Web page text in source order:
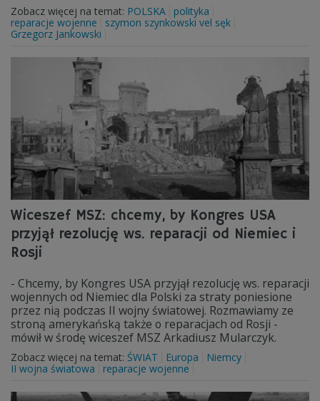
Zobacz więcej na temat: POLSKA
polityka
reparacje wojenne
szymon szynkowski vel sęk
Grzegorz Jankowski
Wiceszef MSZ: chcemy, by Kongres USA
przyjął rezolucję ws. reparacji od Niemiec i
Rosji
- Chcemy, by Kongres USA przyjął rezolucję ws. reparacji
wojennych od Niemiec dla Polski za straty poniesione
przez nią podczas II wojny światowej. Rozmawiamy ze
stroną amerykańską także o reparacjach od Rosji -
mówił w środę wiceszef MSZ Arkadiusz Mularczyk.
Zobacz więcej na temat: ŚWIAT Europa
Niemcy
II wojna światowa
reparacje wojenne